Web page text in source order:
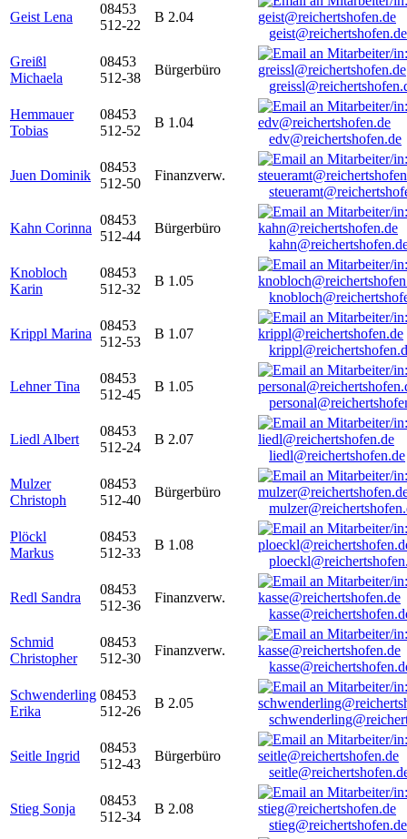
Geist Lena
08453
512-22
B 2.04
geist@reichertshofen.de
Greißl
Michaela
08453
512-38
Bürgerbüro
Hemmauer
Tobias
08453
512-52
B 1.04
edv@reichertshofen.de
Juen Dominik
08453
512-50
Finanzverw.
Kahn Corinna
08453
512-44
Bürgerbüro
Knobloch
Karin
08453
512-32
B 1.05
Krippl Marina
08453
512-53
B 1.07
Lehner Tina
08453
512-45
B 1.05
Liedl Albert
08453
512-24
B 2.07
liedl@reichertshofen.de
Mulzer
Christoph
08453
512-40
Bürgerbüro
Plöckl
Markus
08453
512-33
B 1.08
Redl Sandra
08453
512-36
Finanzverw.
Schmid
Christopher
08453
512-30
Finanzverw.
Schwenderling
Erika
08453
512-26
B 2.05
Seitle Ingrid
08453
512-43
Bürgerbüro
Stieg Sonja
08453
512-34
B 2.08
stieg@reichertshofen.de